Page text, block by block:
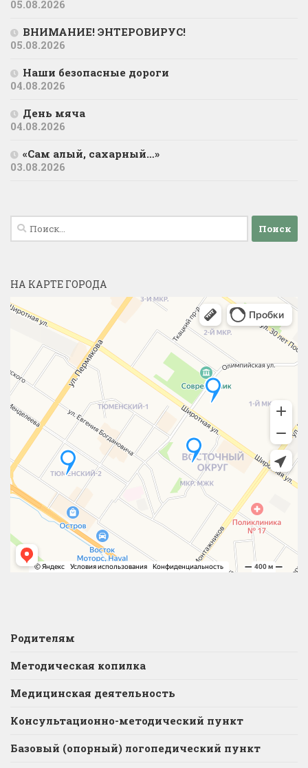
05.08.2026
ВНИМАНИЕ! ЭНТЕРОВИРУС!
05.08.2026
Наши безопасные дороги
04.08.2026
День мяча
04.08.2026
«Сам алый, сахарный…»
03.08.2026
Найти:
НА КАРТЕ ГОРОДА
Родителям
Методическая копилка
Медицинская деятельность
Консультационно-методический пункт
Базовый (опорный) логопедический пункт